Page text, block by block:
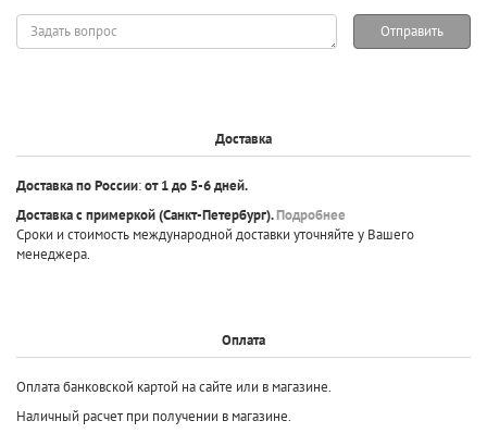
Задать
вопрос
Отправить
Доставка
Доставка по России:от 1 до 5-6 дней.
Доставка с примеркой(Санкт-Петербург).Подробнее
Сроки и стоимость международной доставки уточняйте у Вашего
менеджера.
Оплата
Оплата банковской картой на сайте или в магазине.
Наличный расчет при получении в магазине.